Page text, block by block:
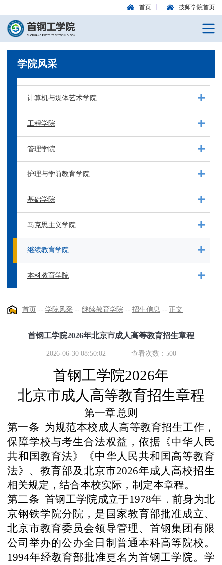
首页 技师学院首页
学院风采
计算机与媒体艺术学院
工程学院
管理学院
护理与学前教育学院
基础学院
马克思主义学院
继续教育学院
本科教育学院
首页 -- 学院风采 -- 继续教育学院 -- 招生信息 -- 正文
首钢工学院2026年北京市成人高等教育招生章程
2026-06-30 08:50:02 查看次数： 500
首钢工学院2026年
北京市成人高等教育招生章程
第一章总则
第一条 为规范本校成人高等教育招生工作，
保障学校与考生合法权益，依据《中华人民
共和国教育法》《中华人民共和国高等教育
法》、教育部及北京市2026年成人高校招生
相关规定，结合本校实际，制定本章程。
第二条 首钢工学院成立于1978年，前身为北
京钢铁学院分院，是国家教育部批准成立、
北京市教育委员会领导管理、首钢集团有限
公司举办的公办全日制普通本科高等院校。
1994年经教育部批准更名为首钢工学院。学